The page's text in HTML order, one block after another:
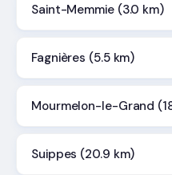
Saint-Memmie (3.0 km)
Fagnières (5.5 km)
Mourmelon-le-Grand
Suippes (20.9 km)